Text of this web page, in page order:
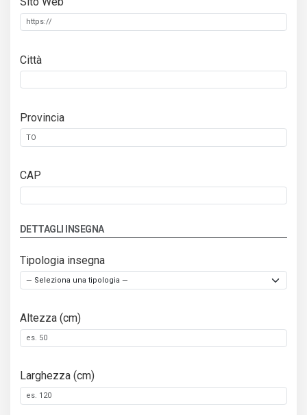
Città
Provincia
CAP
DETTAGLI INSEGNA
Tipologia insegna
Altezza (cm)
Larghezza (cm)